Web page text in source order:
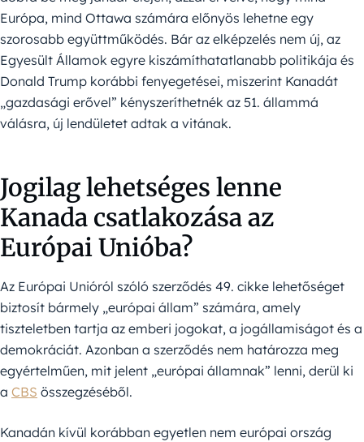
Európa, mind Ottawa számára előnyös lehetne egy
szorosabb együttműködés. Bár az elképzelés nem új, az
Egyesült Államok egyre kiszámíthatatlanabb politikája és
Donald Trump korábbi fenyegetései, miszerint Kanadát
„gazdasági erővel” kényszeríthetnék az 51. állammá
válásra, új lendületet adtak a vitának.
Jogilag lehetséges lenne
Kanada csatlakozása az
Európai Unióba?
Az Európai Unióról szóló szerződés 49. cikke lehetőséget
biztosít bármely „európai állam” számára, amely
tiszteletben tartja az emberi jogokat, a jogállamiságot és a
demokráciát. Azonban a szerződés nem határozza meg
egyértelműen, mit jelent „európai államnak” lenni, derül ki
a CBS összegzéséből.
Kanadán kívül korábban egyetlen nem európai ország